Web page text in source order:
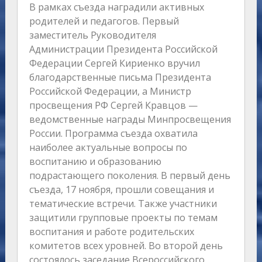
В рамках съезда наградили активных
родителей и педагогов. Первый
заместитель Руководителя
Администрации Президента Российской
Федерации Сергей Кириенко вручил
благодарственные письма Президента
Российской Федерации, а Министр
просвещения РФ Сергей Кравцов —
ведомственные награды Минпросвещения
России. Программа съезда охватила
наиболее актуальные вопросы по
воспитанию и образованию
подрастающего поколения. В первый день
съезда, 17 ноября, прошли совещания и
тематические встречи. Также участники
защитили групповые проекты по темам
воспитания и работе родительских
комитетов всех уровней. Во второй день